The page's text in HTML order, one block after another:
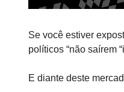
Se você estiver
políticos “não saírem
E diante deste